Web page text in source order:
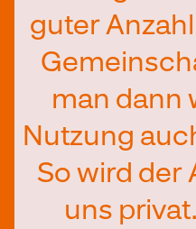
guter
man dann
Nutzung
So wird der
uns